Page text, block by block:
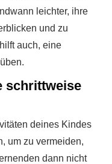
leichter, ihre
und zu
auch, eine
schrittweise
deines Kindes
um zu vermeiden,
dann nicht